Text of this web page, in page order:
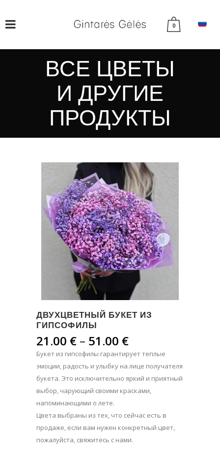
0
ВСЕ ЦВЕТЫ
И ДРУГИЕ
ПРОДУКТЫ
ДВУХЦВЕТНЫЙ БУКЕТ ИЗ
ГИПСОФИЛЫ
21.00 € – 51.00 €Диапазон
цен:
21.00 €
–
51.00 €
Букет из гипсофилы гарантирует теплые
эмоции, радость и улыбку на лице получателя
букета. Это исключительно яркий и приятный
выбор, чарующий своими красками,
напоминающими о лете.
Цвета выбраны из тех, что сейчас есть в
продаже, если вам нужен конкретный цвет,
пожалуйста, свяжитесь с нами.